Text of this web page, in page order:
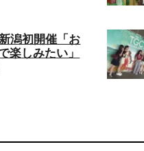
潟初開催「お
楽しみたい」